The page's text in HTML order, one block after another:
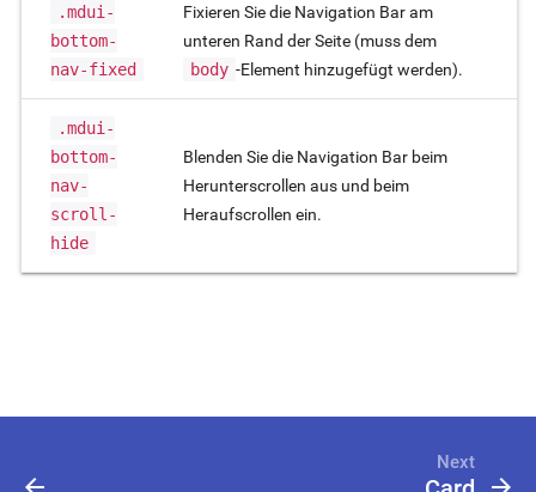
.mdui-
bottom-
nav-fixed
Fixieren Sie die Navigation Bar am
unteren Rand der Seite (muss dem
body -Element hinzugefügt werden).
.mdui-
bottom-
nav-
scroll-
hide
Blenden Sie die Navigation Bar beim
Herunterscrollen aus und beim
Heraufscrollen ein.
Next